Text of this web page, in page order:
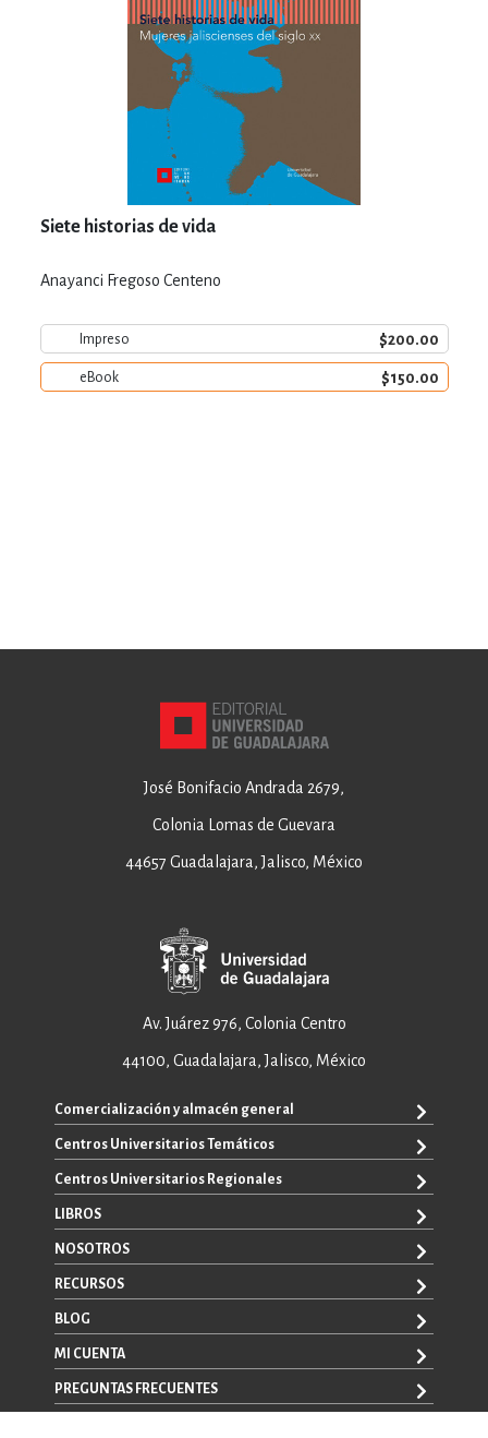
Siete historias de vida
Anayanci Fregoso Centeno
Impreso $200.00
eBook $150.00
José Bonifacio Andrada 2679,
Colonia Lomas de Guevara
44657 Guadalajara, Jalisco, México
Av. Juárez 976, Colonia Centro
44100, Guadalajara, Jalisco, México
Comercialización y almacén general
ventas@editorial.udg.mx
WhatsApp: +52 33 1433 6869
Centros Universitarios Temáticos
CUAAD
CUCEA
CUCBA
CUCEI
CUCSH
Centros Universitarios Regionales
CUAAD
CUCBA
CUCOSTA
CUCHAPALA
CUCSH
CUSUR
LIBROS
TODOS LOS LIBROS
E-BOOKS
CATÁLOGOS
NOSOTROS
SOBRE NOSOTROS
CONTACTO
RECURSOS
PROMOCIONALES
CONVOCATORIAS
BLOG
LA VENTANA ROJA
MI CUENTA
REGISTRO
PREGUNTAS FRECUENTES